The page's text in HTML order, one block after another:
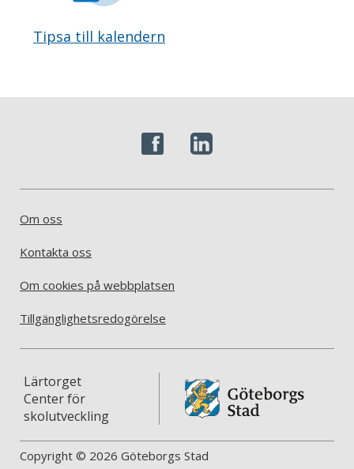
Tipsa till kalendern
Om oss
Kontakta oss
Om cookies på webbplatsen
Tillgänglighetsredogörelse
Lärtorget
Center för
skolutveckling
Copyright © 2026 Göteborgs Stad